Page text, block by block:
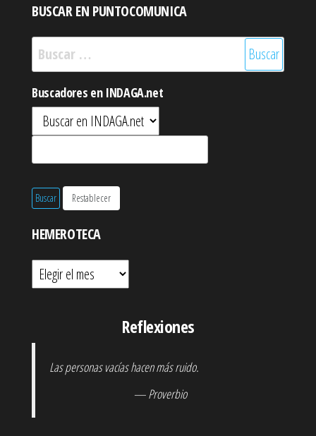
BUSCAR EN PUNTOCOMUNICA
Buscar:
Buscadores en INDAGA.net
HEMEROTECA
Hemeroteca
Reflexiones
Las personas vacías hacen más ruido.
— Proverbio